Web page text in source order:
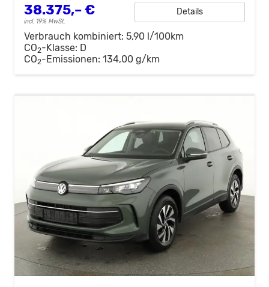
38.375,– €
incl. 19% MwSt.
Details
Verbrauch kombiniert: 5,90 l/100km
CO2-Klasse: D
CO2-Emissionen: 134,00 g/km